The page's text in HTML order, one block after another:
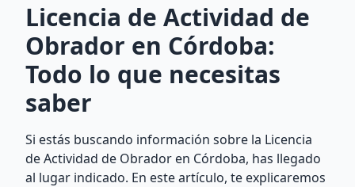
Licencia de Actividad de
Obrador en Córdoba:
Todo lo que necesitas
saber
Si estás buscando información sobre la Licencia
de Actividad de Obrador en Córdoba, has llegado
al lugar indicado. En este artículo, te explicaremos